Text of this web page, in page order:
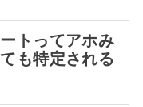
トってアホみ
も特定される